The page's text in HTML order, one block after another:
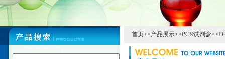
首页>>产品展示>>PCR试剂盒>>